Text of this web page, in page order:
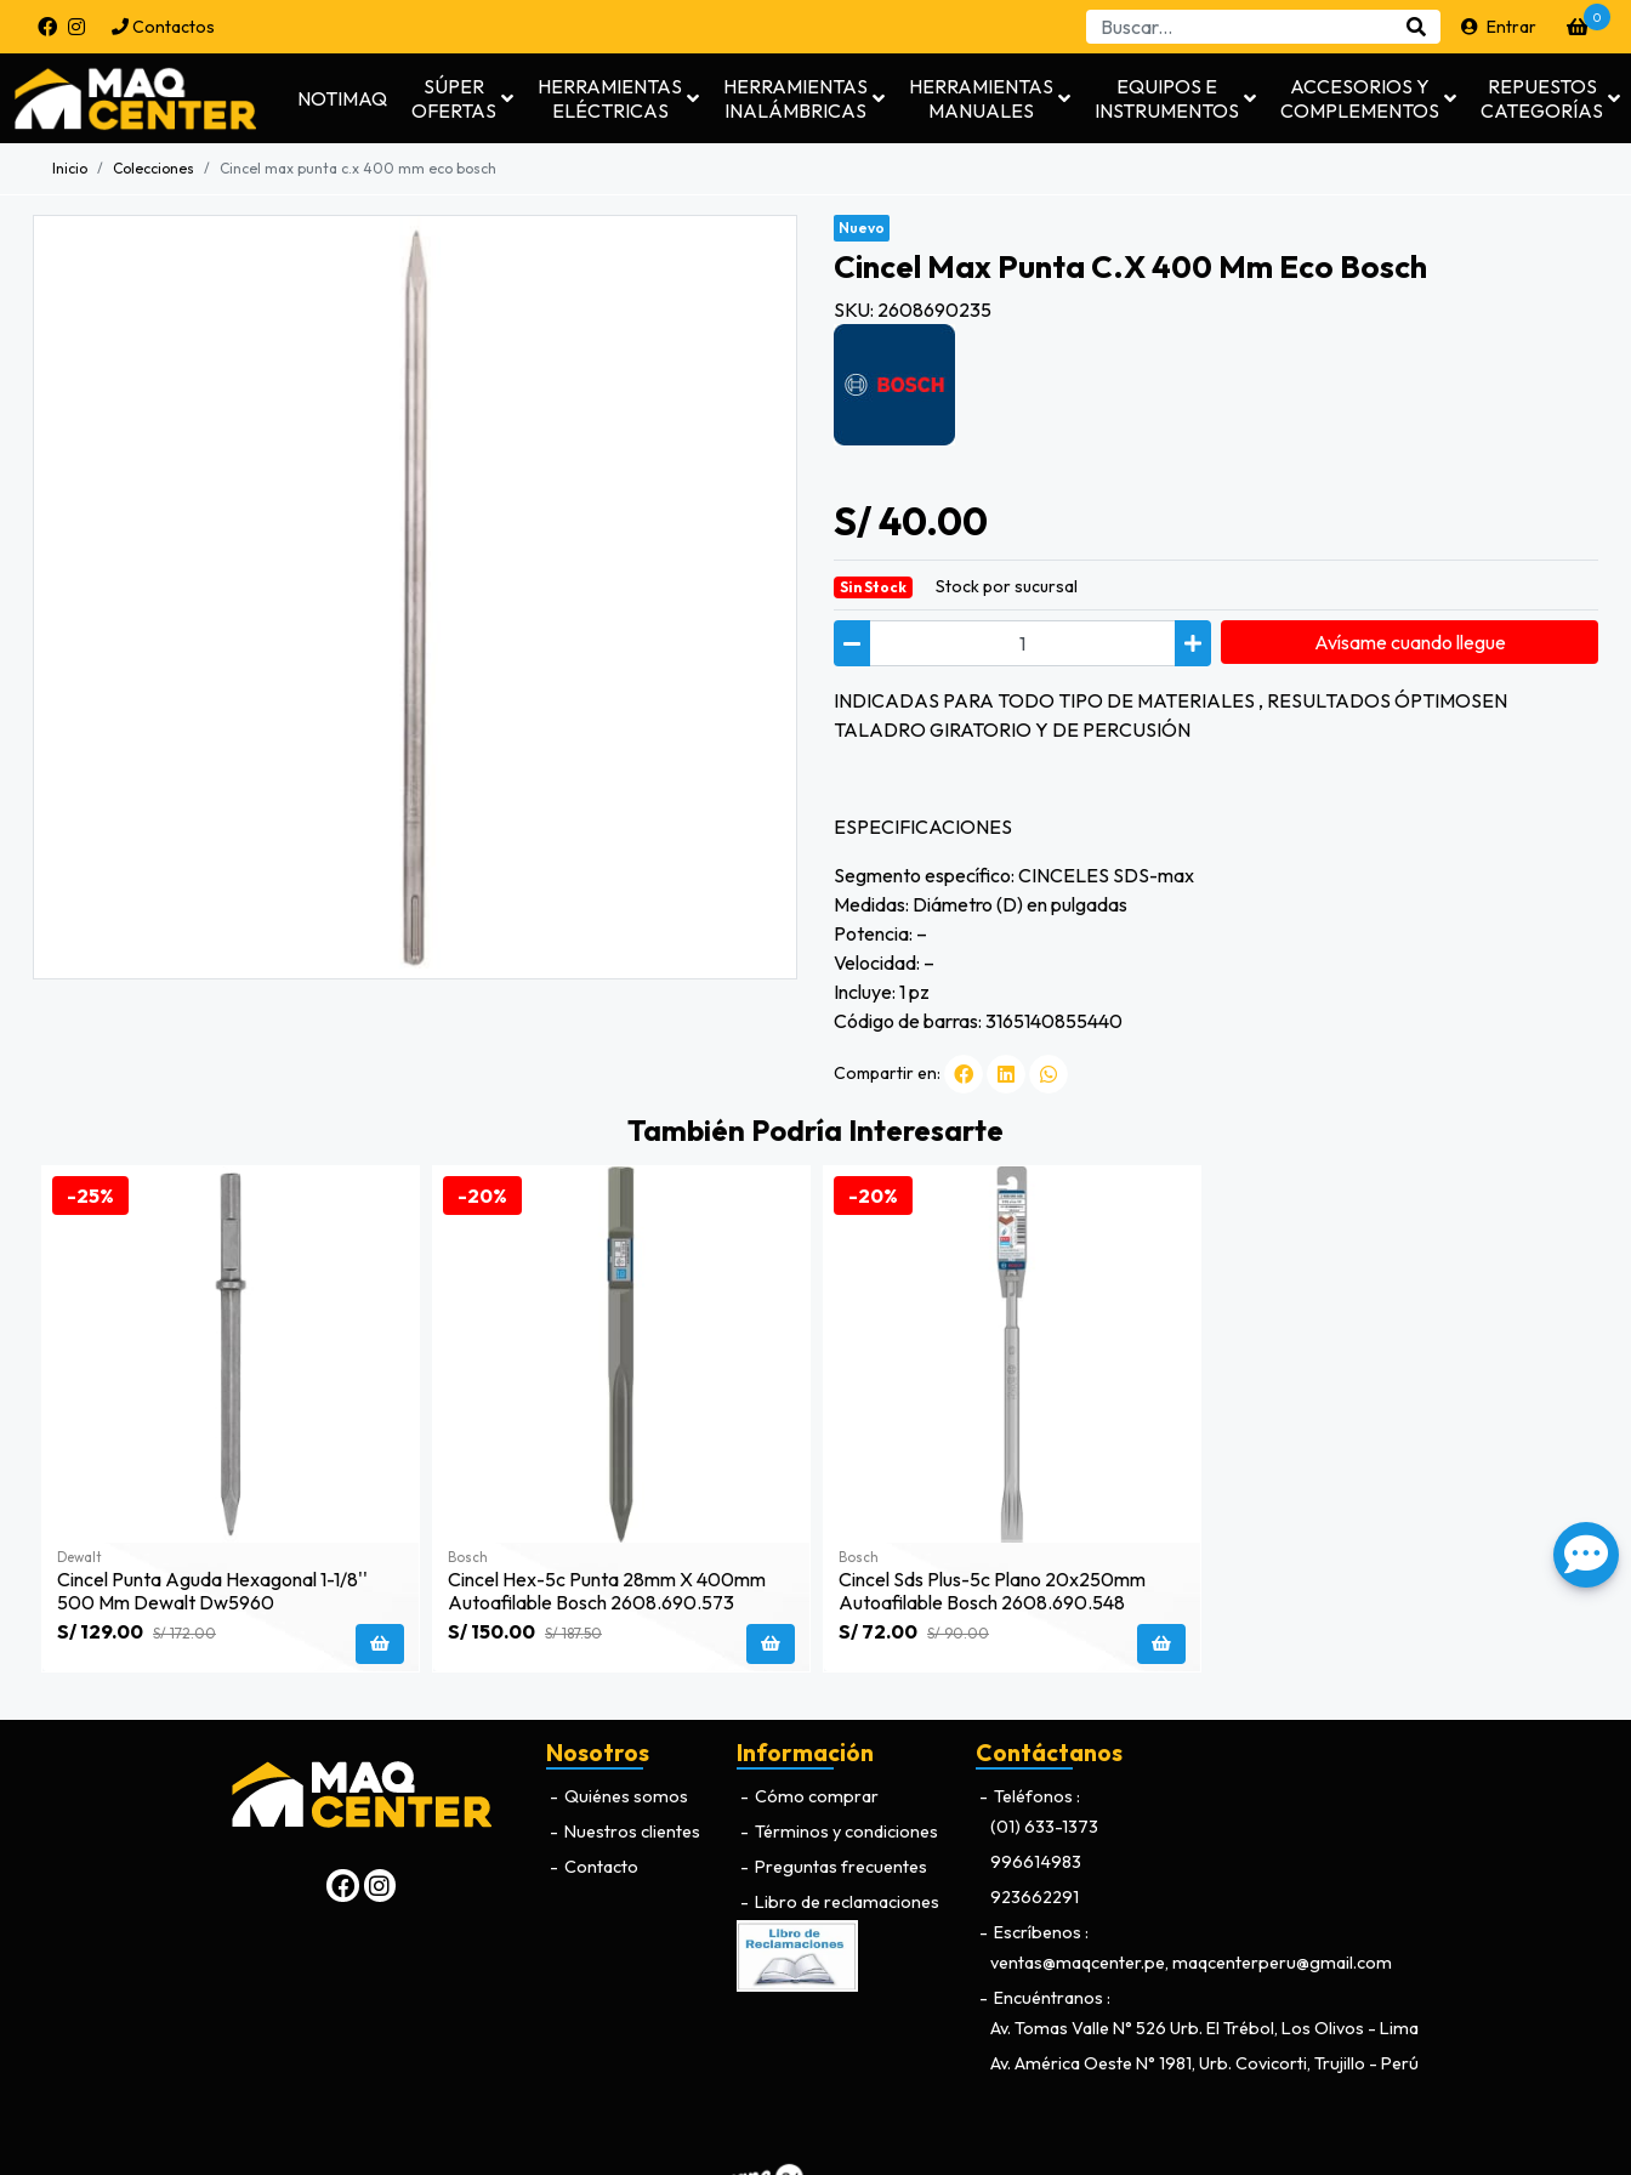
Contactos Entrar 0
NOTIMAQ
SÚPER
OFERTAS
HERRAMIENTAS
ELÉCTRICAS
HERRAMIENTAS
INALÁMBRICAS
HERRAMIENTAS
MANUALES
EQUIPOS E
INSTRUMENTOS
ACCESORIOS Y
COMPLEMENTOS
REPUESTOS
CATEGORÍAS
Inicio Colecciones Cincel max punta c.x 400 mm eco bosch
Nuevo
Cincel Max Punta C.x 400 Mm Eco Bosch
SKU: 2608690235
S/ 40.00
Sin Stock Stock por sucursal
Avísame cuando llegue
INDICADAS PARA TODO TIPO DE MATERIALES , RESULTADOS ÓPTIMOSEN
TALADRO GIRATORIO Y DE PERCUSIÓN
ESPECIFICACIONES
Segmento específico: CINCELES SDS-max
Medidas: Diámetro (D) en pulgadas
Potencia: –
Velocidad: –
Incluye: 1 pz
Código de barras: 3165140855440
Compartir en:
También Podría Interesarte
-25%
Dewalt
Cincel Punta Aguda Hexagonal 1-1/8''
500 Mm Dewalt Dw5960
S/ 129.00 S/ 172.00
-20%
Bosch
Cincel Hex-5c Punta 28mm X 400mm
Autoafilable Bosch 2608.690.573
S/ 150.00 S/ 187.50
-20%
Bosch
Cincel Sds Plus-5c Plano 20x250mm
Autoafilable Bosch 2608.690.548
S/ 72.00 S/ 90.00
Nosotros
Quiénes somos
Nuestros clientes
Contacto
Información
Cómo comprar
Términos y condiciones
Preguntas frecuentes
Libro de reclamaciones
Contáctanos
Teléfonos
(01) 633-1373
996614983
923662291
Escríbenos
ventas@maqcenter.pe, maqcenterperu@gmail.com
Encuéntranos
Av. Tomas Valle N° 526 Urb. El Trébol, Los Olivos - Lima
Av. América Oeste N° 1981, Urb. Covicorti, Trujillo - Perú